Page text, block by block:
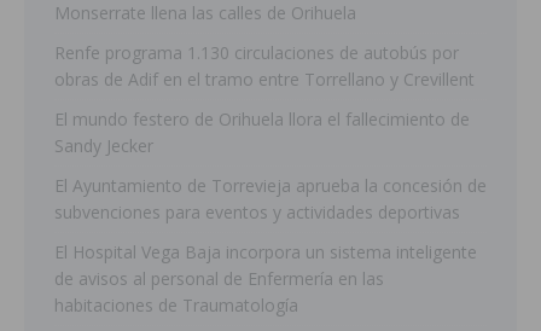
Monserrate llena las calles de Orihuela
Renfe programa 1.130 circulaciones de autobús por
obras de Adif en el tramo entre Torrellano y Crevillent
El mundo festero de Orihuela llora el fallecimiento de
Sandy Jecker
El Ayuntamiento de Torrevieja aprueba la concesión de
subvenciones para eventos y actividades deportivas
El Hospital Vega Baja incorpora un sistema inteligente
de avisos al personal de Enfermería en las
habitaciones de Traumatología